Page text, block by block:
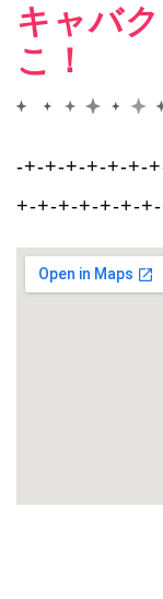
キャバ
こ！
-+-+-+-+-+-+-
+-+-+-+-+-+-